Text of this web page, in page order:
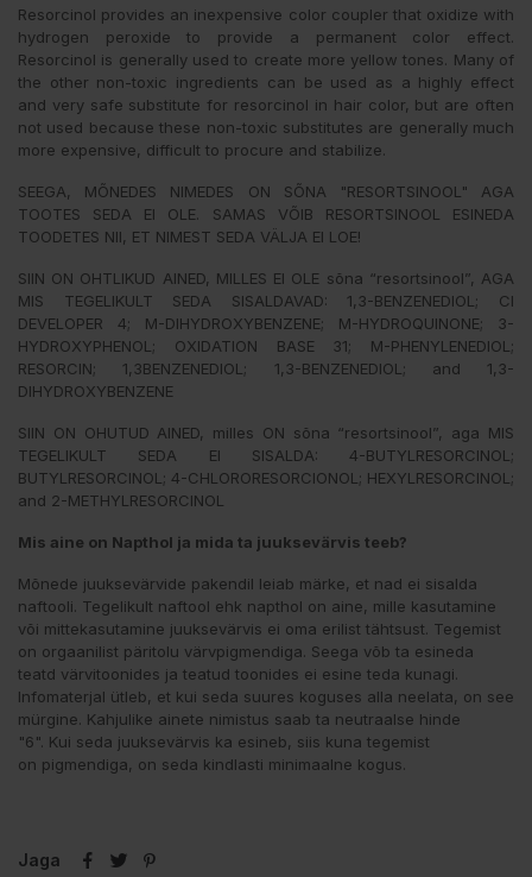
Resorcinol provides an inexpensive color coupler that oxidize with
hydrogen peroxide to provide a permanent color effect.
Resorcinol is generally used to create more yellow tones. Many of
the other non-toxic ingredients can be used as a highly effect
and very safe substitute for resorcinol in hair color, but are often
not used because these non-toxic substitutes are generally much
more expensive, difficult to procure and stabilize.
SEEGA, MÕNEDES NIMEDES ON SÕNA "RESORTSINOOL" AGA
TOOTES SEDA EI OLE. SAMAS VÕIB RESORTSINOOL ESINEDA
TOODETES NII, ET NIMEST SEDA VÄLJA EI LOE!
SIIN ON OHTLIKUD AINED, MILLES EI OLE sõna “resortsinool”, AGA
MIS TEGELIKULT SEDA SISALDAVAD: 1,3-BENZENEDIOL; CI
DEVELOPER 4; M-DIHYDROXYBENZENE; M-HYDROQUINONE; 3-
HYDROXYPHENOL; OXIDATION BASE 31; M-PHENYLENEDIOL;
RESORCIN; 1,3BENZENEDIOL; 1,3-BENZENEDIOL; and 1,3-
DIHYDROXYBENZENE
SIIN ON OHUTUD AINED, milles ON sõna “resortsinool”, aga MIS
TEGELIKULT SEDA EI SISALDA: 4-BUTYLRESORCINOL;
BUTYLRESORCINOL; 4-CHLORORESORCIONOL; HEXYLRESORCINOL;
and 2-METHYLRESORCINOL
Mis aine on Napthol ja mida ta juuksevärvis teeb?
Mõnede juuksevärvide pakendil leiab märke, et nad ei sisalda
naftooli. Tegelikult naftool ehk napthol on aine, mille kasutamine
või mittekasutamine juuksevärvis ei oma erilist tähtsust. Tegemist
on orgaanilist päritolu värvpigmendiga. Seega võb ta esineda
teatd värvitoonides ja teatud toonides ei esine teda kunagi.
Infomaterjal ütleb, et kui seda suures koguses alla neelata, on see
mürgine. Kahjulike ainete nimistus saab ta neutraalse hinde
"6". Kui seda juuksevärvis ka esineb, siis kuna tegemist
on pigmendiga, on seda kindlasti minimaalne kogus.
Jaga